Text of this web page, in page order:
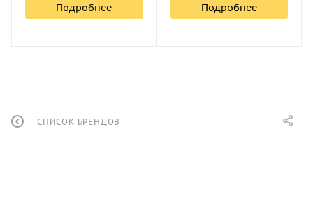
Подробнее Подробнее
СПИСОК БРЕНДОВ